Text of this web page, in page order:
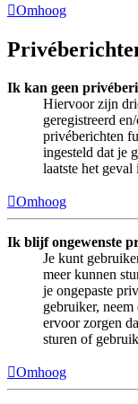
Omhoog
Ik kan geen
Hiervoor zijn
geregistreerd
privéberichten
ingesteld dat je
laatste het geval
Omhoog
Ik blijf ongewenste
Je kunt
meer kunnen
je ongepaste
gebruiker, neem
ervoor zorgen
sturen of
Omhoog